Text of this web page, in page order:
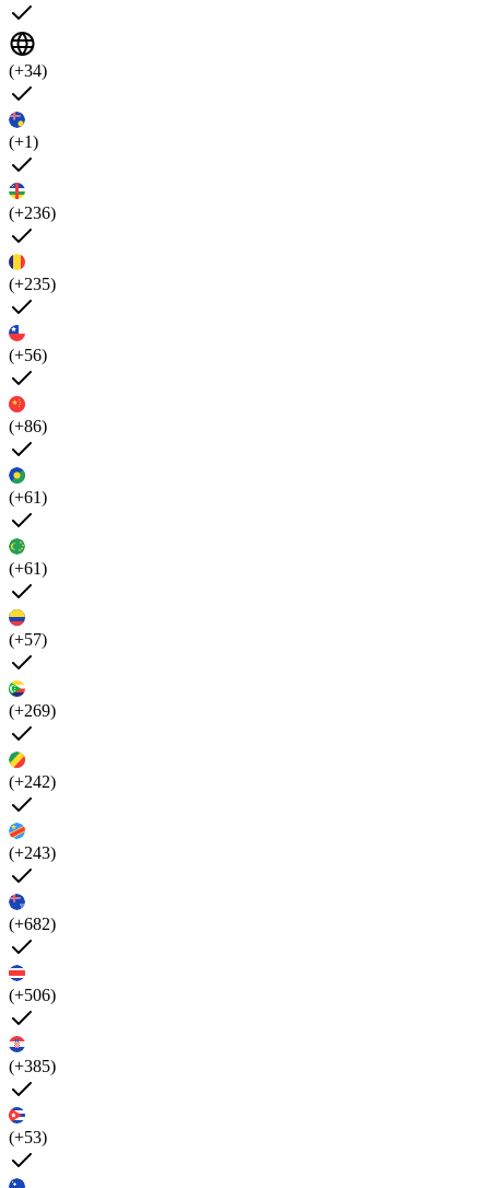
(+34)
(+1)
(+236)
(+235)
(+56)
(+86)
(+61)
(+61)
(+57)
(+269)
(+242)
(+243)
(+682)
(+506)
(+385)
(+53)